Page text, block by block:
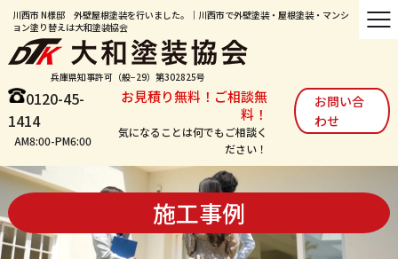
川西市 N様邸 外壁屋根塗装を行いました。｜川西市で外壁塗装・屋根塗装・マンシ
ョン塗り替えは大和塗装協会
兵庫県知事許可（般−29）第302825号
0120-45-
1414
AM8:00-PM6:00
お見積り無料！ご相談無
料！
気になることは何でもご相談く
ださい！
お問い合
わせ
施工事例